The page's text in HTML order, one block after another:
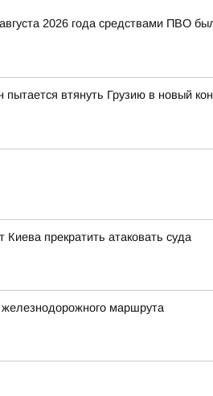
2026 года средствами ПВО
втянуть Грузию в новый
Киева прекратить атаковать суда
железнодорожного маршрута